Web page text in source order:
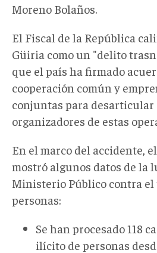
Moreno Bolaños.
El Fiscal de la República
Güiria como un "delito
que el país ha firmado
cooperación común y
conjuntas para desarticular
organizadores de estas
En el marco del accidente,
mostró algunos datos de la
Ministerio Público contra el
personas:
Se han procesado 118
ilícito de personas